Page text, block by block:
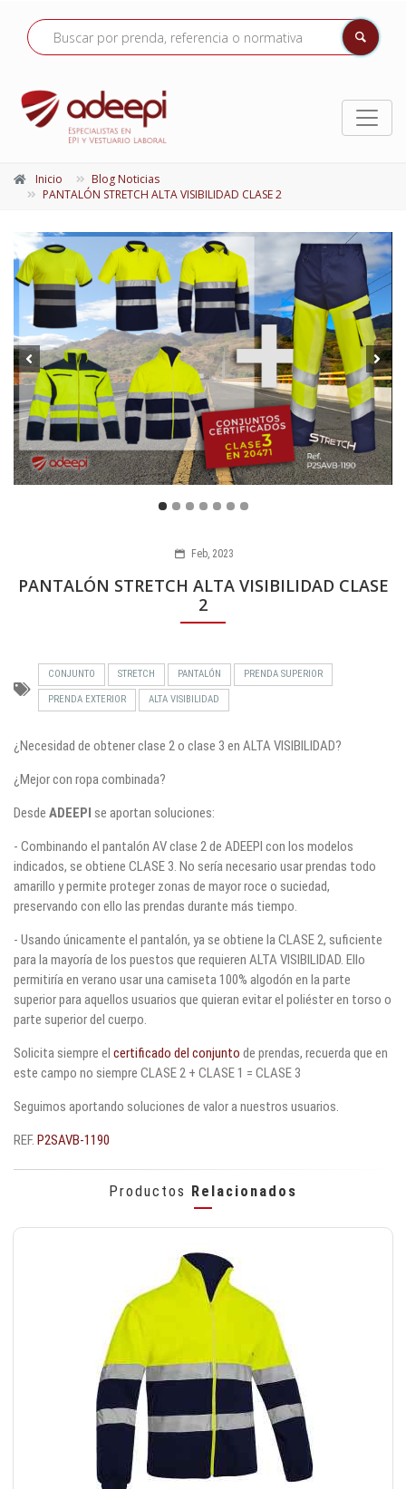
Inicio
Blog Noticias
PANTALÓN STRETCH ALTA VISIBILIDAD CLASE 2
Prev Next
Feb, 2023
PANTALÓN STRETCH ALTA VISIBILIDAD CLASE
2
CONJUNTO STRETCH PANTALÓN PRENDA SUPERIOR
PRENDA EXTERIOR ALTA VISIBILIDAD
¿Necesidad de obtener clase 2 o clase 3 en ALTA VISIBILIDAD?
¿Mejor con ropa combinada?
Desde ADEEPI se aportan soluciones:
- Combinando el pantalón AV clase 2 de ADEEPI con los modelos
indicados, se obtiene CLASE 3. No sería necesario usar prendas todo
amarillo y permite proteger zonas de mayor roce o suciedad,
preservando con ello las prendas durante más tiempo.
- Usando únicamente el pantalón, ya se obtiene la CLASE 2, suficiente
para la mayoría de los puestos que requieren ALTA VISIBILIDAD. Ello
permitiría en verano usar una camiseta 100% algodón en la parte
superior para aquellos usuarios que quieran evitar el poliéster en torso o
parte superior del cuerpo.
Solicita siempre el certificado del conjunto de prendas, recuerda que en
este campo no siempre CLASE 2 + CLASE 1 = CLASE 3
Seguimos aportando soluciones de valor a nuestros usuarios.
REF. P2SAVB-1190
Productos Relacionados